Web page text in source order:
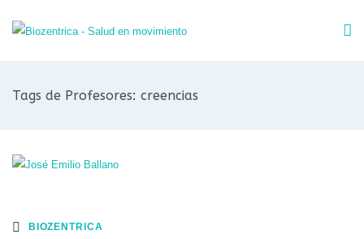
Tags de Profesores: creencias
BIOZENTRICA